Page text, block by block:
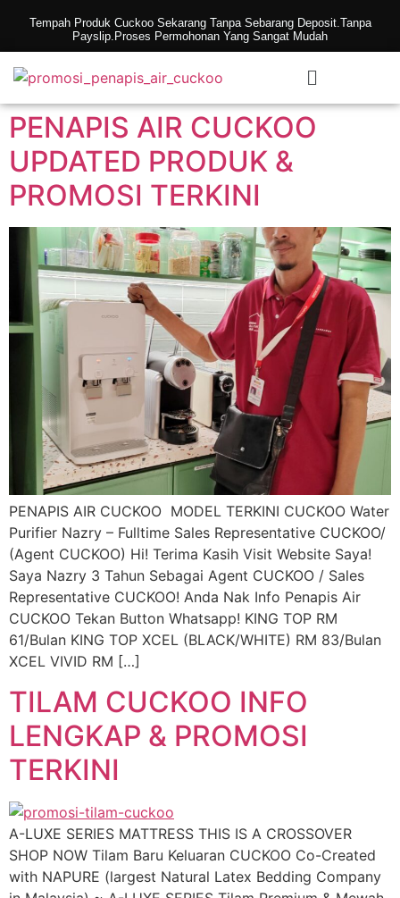
Tempah Produk Cuckoo Sekarang Tanpa Sebarang Deposit.Tanpa
Payslip.Proses Permohonan Yang Sangat Mudah
PENAPIS AIR CUCKOO
UPDATED PRODUK &
PROMOSI TERKINI
PENAPIS AIR CUCKOO MODEL TERKINI CUCKOO Water
Purifier Nazry – Fulltime Sales Representative CUCKOO/
(Agent CUCKOO) Hi! Terima Kasih Visit Website Saya!
Saya Nazry 3 Tahun Sebagai Agent CUCKOO / Sales
Representative CUCKOO! Anda Nak Info Penapis Air
CUCKOO Tekan Button Whatsapp! KING TOP RM
61/Bulan KING TOP XCEL (BLACK/WHITE) RM 83/Bulan
XCEL VIVID RM […]
TILAM CUCKOO INFO
LENGKAP & PROMOSI
TERKINI
A-LUXE SERIES MATTRESS THIS IS A CROSSOVER
SHOP NOW Tilam Baru Keluaran CUCKOO Co-Created
with NAPURE (largest Natural Latex Bedding Company